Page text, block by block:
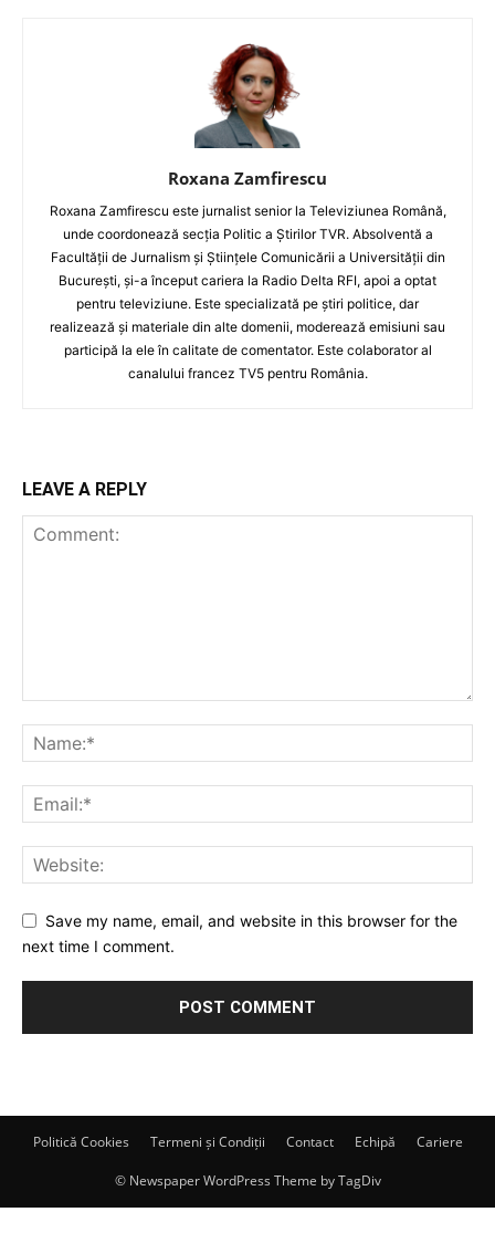
Roxana Zamfirescu
Roxana Zamfirescu este jurnalist senior la Televiziunea Română,
unde coordonează secția Politic a Știrilor TVR. Absolventă a
Facultății de Jurnalism și Științele Comunicării a Universității din
București, și-a început cariera la Radio Delta RFI, apoi a optat
pentru televiziune. Este specializată pe știri politice, dar
realizează și materiale din alte domenii, moderează emisiuni sau
participă la ele în calitate de comentator. Este colaborator al
canalului francez TV5 pentru România.
LEAVE A REPLY
Save my name, email, and website in this browser for the
next time I comment.
Politică Cookies Termeni și Condiții Contact Echipă Cariere
© Newspaper WordPress Theme by TagDiv